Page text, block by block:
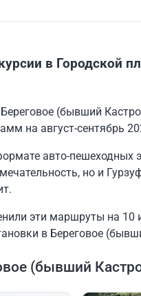
в Городской
(бывший
на август-сентябрь
авто-пешеходных
но и
эти маршруты на 10
в Береговое
(бывший